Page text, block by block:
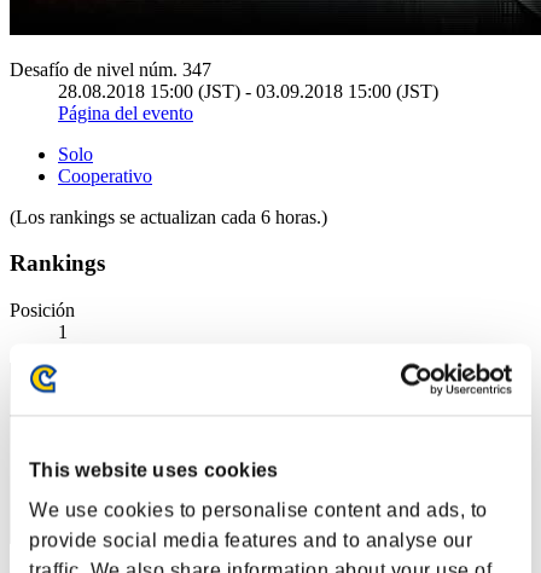
This website uses cookies
We use cookies to personalise content and ads, to
provide social media features and to analyse our
Desafío de nivel núm. 347
28.08.2018 15:00 (JST) - 03.09.2018 15:00 (JST)
Página del evento
Solo
Cooperativo
(Los rankings se actualizan cada 6 horas.)
Rankings
Posición
1